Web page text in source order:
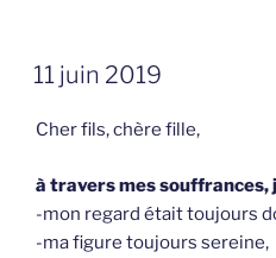
GEPLAATST
OP
11 juin 2019
Cher fils, chère fille,
à travers mes souffrances,
-mon regard était toujours
-ma figure toujours sereine,